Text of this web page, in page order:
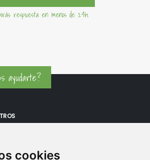
cookies
respuesta en menos de 24h.
ayudarte?
de Salburua 8, planta 3, 01002 - Vitoria-